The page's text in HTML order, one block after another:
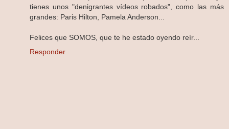
tienes unos "denigrantes vídeos robados", como las más
grandes: Paris Hilton, Pamela Anderson...
Felices que SOMOS, que te he estado oyendo reír...
Responder